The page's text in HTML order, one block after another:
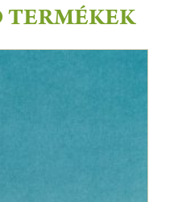
TERMÉKEK